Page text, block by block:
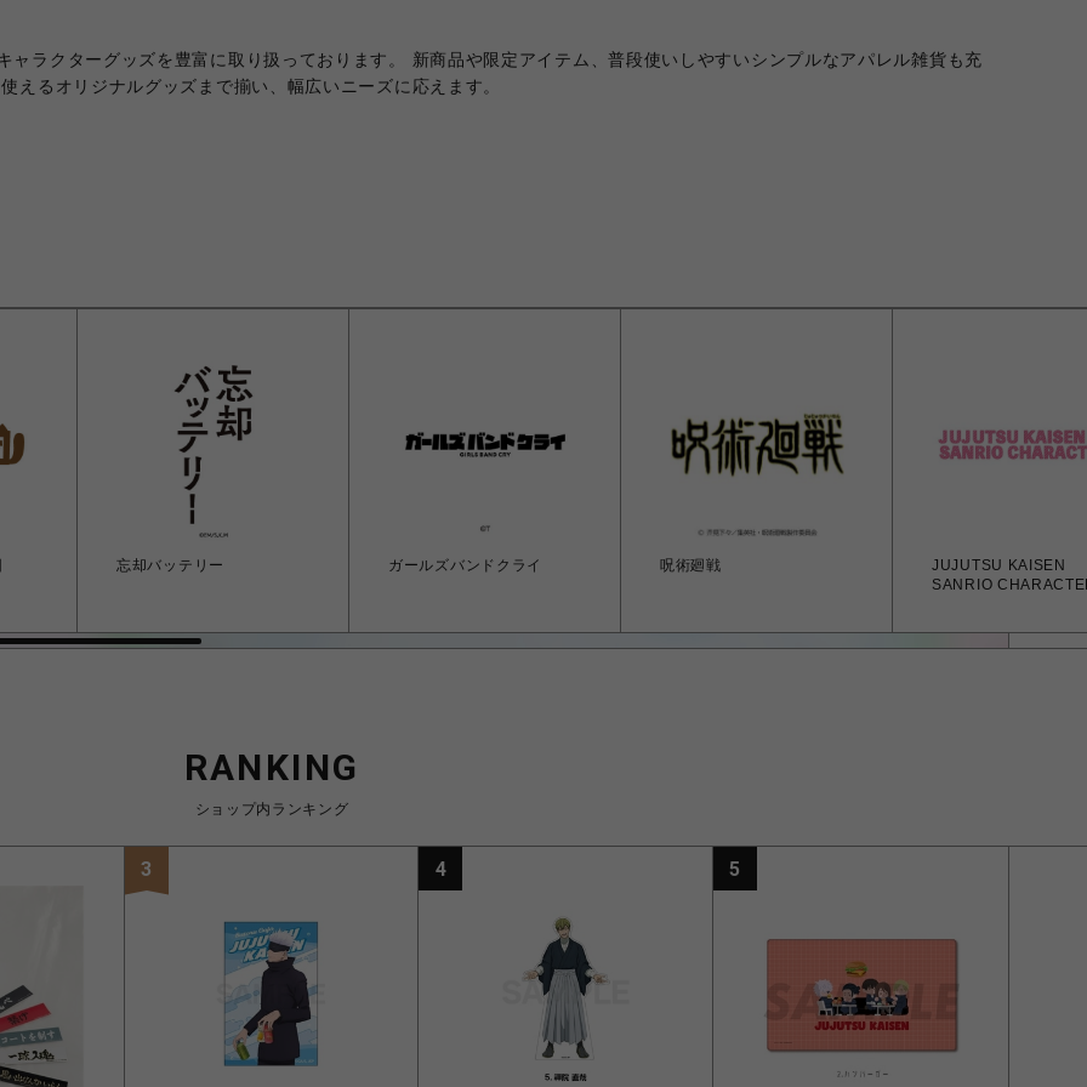
ャラクターグッズを豊富に取り扱っております。 新商品や限定アイテム、普段使いしやすいシンプルなアパレル雑貨も充
えるオリジナルグッズまで揃い、幅広いニーズに応えます。
忘却バッテリー ガールズバンドクライ 呪術廻戦
JUJUTSU KAISEN
SANRIO
RANKING
ショップ内ランキング
3 4 5